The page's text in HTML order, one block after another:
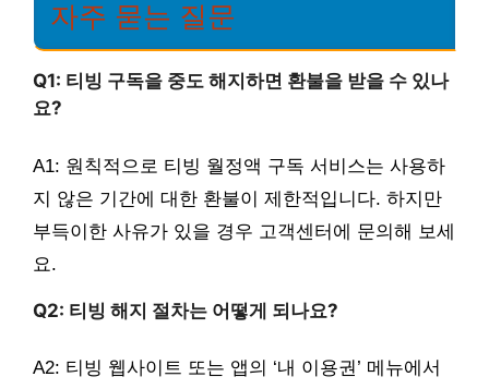
자주 묻는 질문
Q1: 티빙 구독을 중도 해지하면 환불을 받을 수 있나
요?
A1: 원칙적으로 티빙 월정액 구독 서비스는 사용하
지 않은 기간에 대한 환불이 제한적입니다. 하지만
부득이한 사유가 있을 경우 고객센터에 문의해 보세
요.
Q2: 티빙 해지 절차는 어떻게 되나요?
A2: 티빙 웹사이트 또는 앱의 ‘내 이용권’ 메뉴에서